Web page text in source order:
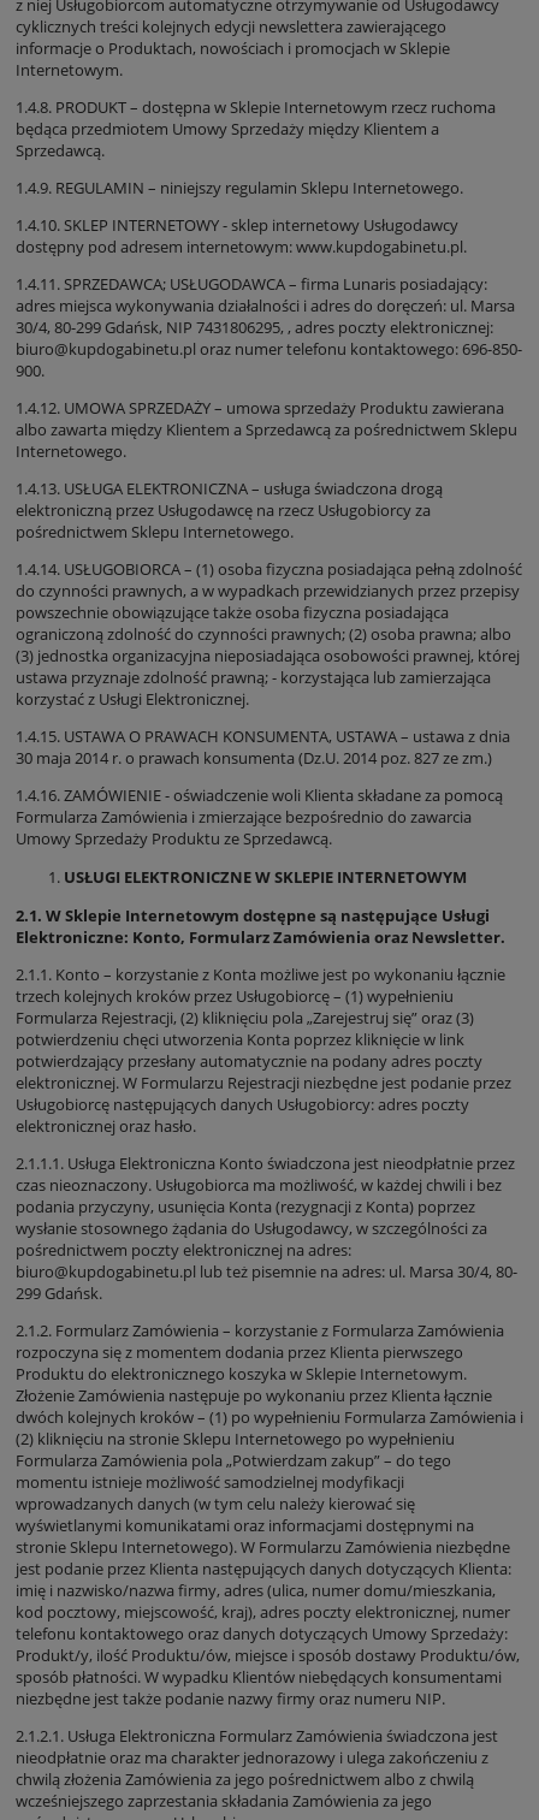
cyklicznych treści kolejnych edycji newslettera zawierającego
informacje o Produktach, nowościach i promocjach w Sklepie
Internetowym.
1.4.8. PRODUKT – dostępna w Sklepie Internetowym rzecz ruchoma
będąca przedmiotem Umowy Sprzedaży między Klientem a
Sprzedawcą.
1.4.9. REGULAMIN – niniejszy regulamin Sklepu Internetowego.
1.4.10. SKLEP INTERNETOWY - sklep internetowy Usługodawcy
dostępny pod adresem internetowym: www.kupdogabinetu.pl.
1.4.11. SPRZEDAWCA; USŁUGODAWCA – firma Lunaris posiadający:
adres miejsca wykonywania działalności i adres do doręczeń: ul. Marsa
30/4, 80-299 Gdańsk, NIP 7431806295, , adres poczty elektronicznej:
biuro@kupdogabinetu.pl oraz numer telefonu kontaktowego: 696-850-
900.
1.4.12. UMOWA SPRZEDAŻY – umowa sprzedaży Produktu zawierana
albo zawarta między Klientem a Sprzedawcą za pośrednictwem Sklepu
Internetowego.
1.4.13. USŁUGA ELEKTRONICZNA – usługa świadczona drogą
elektroniczną przez Usługodawcę na rzecz Usługobiorcy za
pośrednictwem Sklepu Internetowego.
1.4.14. USŁUGOBIORCA – (1) osoba fizyczna posiadająca pełną zdolność
do czynności prawnych, a w wypadkach przewidzianych przez przepisy
powszechnie obowiązujące także osoba fizyczna posiadająca
ograniczoną zdolność do czynności prawnych; (2) osoba prawna; albo
(3) jednostka organizacyjna nieposiadająca osobowości prawnej, której
ustawa przyznaje zdolność prawną; - korzystająca lub zamierzająca
korzystać z Usługi Elektronicznej.
1.4.15. USTAWA O PRAWACH KONSUMENTA, USTAWA – ustawa z dnia
30 maja 2014 r. o prawach konsumenta (Dz.U. 2014 poz. 827 ze zm.)
1.4.16. ZAMÓWIENIE - oświadczenie woli Klienta składane za pomocą
Formularza Zamówienia i zmierzające bezpośrednio do zawarcia
Umowy Sprzedaży Produktu ze Sprzedawcą.
USŁUGI ELEKTRONICZNE W SKLEPIE INTERNETOWYM
2.1. W Sklepie Internetowym dostępne są następujące Usługi
Elektroniczne: Konto, Formularz Zamówienia oraz Newsletter.
2.1.1. Konto – korzystanie z Konta możliwe jest po wykonaniu łącznie
trzech kolejnych kroków przez Usługobiorcę – (1) wypełnieniu
Formularza Rejestracji, (2) kliknięciu pola „Zarejestruj się” oraz (3)
potwierdzeniu chęci utworzenia Konta poprzez kliknięcie w link
potwierdzający przesłany automatycznie na podany adres poczty
elektronicznej. W Formularzu Rejestracji niezbędne jest podanie przez
Usługobiorcę następujących danych Usługobiorcy: adres poczty
elektronicznej oraz hasło.
2.1.1.1. Usługa Elektroniczna Konto świadczona jest nieodpłatnie przez
czas nieoznaczony. Usługobiorca ma możliwość, w każdej chwili i bez
podania przyczyny, usunięcia Konta (rezygnacji z Konta) poprzez
wysłanie stosownego żądania do Usługodawcy, w szczególności za
pośrednictwem poczty elektronicznej na adres:
biuro@kupdogabinetu.pl lub też pisemnie na adres: ul. Marsa 30/4, 80-
299 Gdańsk.
2.1.2. Formularz Zamówienia – korzystanie z Formularza Zamówienia
rozpoczyna się z momentem dodania przez Klienta pierwszego
Produktu do elektronicznego koszyka w Sklepie Internetowym.
Złożenie Zamówienia następuje po wykonaniu przez Klienta łącznie
dwóch kolejnych kroków – (1) po wypełnieniu Formularza Zamówienia i
(2) kliknięciu na stronie Sklepu Internetowego po wypełnieniu
Formularza Zamówienia pola „Potwierdzam zakup” – do tego
momentu istnieje możliwość samodzielnej modyfikacji
wprowadzanych danych (w tym celu należy kierować się
wyświetlanymi komunikatami oraz informacjami dostępnymi na
stronie Sklepu Internetowego). W Formularzu Zamówienia niezbędne
jest podanie przez Klienta następujących danych dotyczących Klienta:
imię i nazwisko/nazwa firmy, adres (ulica, numer domu/mieszkania,
kod pocztowy, miejscowość, kraj), adres poczty elektronicznej, numer
telefonu kontaktowego oraz danych dotyczących Umowy Sprzedaży:
Produkt/y, ilość Produktu/ów, miejsce i sposób dostawy Produktu/ów,
sposób płatności. W wypadku Klientów niebędących konsumentami
niezbędne jest także podanie nazwy firmy oraz numeru NIP.
2.1.2.1. Usługa Elektroniczna Formularz Zamówienia świadczona jest
nieodpłatnie oraz ma charakter jednorazowy i ulega zakończeniu z
chwilą złożenia Zamówienia za jego pośrednictwem albo z chwilą
wcześniejszego zaprzestania składania Zamówienia za jego